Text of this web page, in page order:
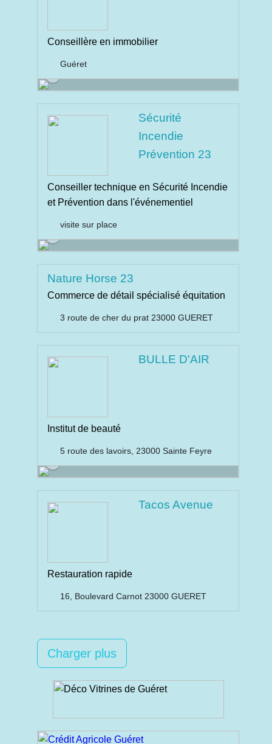
Conseillère en immobilier
Guéret
Sécurité
Incendie
Prévention 23
Conseiller technique en Sécurité Incendie
et Prévention dans l'événementiel
visite sur place
Nature Horse 23
Commerce de détail spécialisé équitation
3 route de cher du prat 23000 GUERET
BULLE D'AIR
Institut de beauté
5 route des lavoirs, 23000 Sainte Feyre
Tacos Avenue
Restauration rapide
16, Boulevard Carnot 23000 GUERET
Charger plus